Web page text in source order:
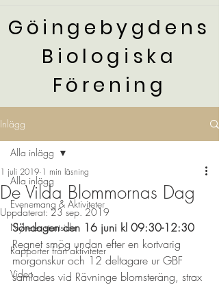
Göingebygdens
Biologiska
Förening
Inlägg
Alla inlägg
Evenemang & Aktiviteter
Nyheter startsida
Rapporter från aktiviteter
Video
Alla inlägg
De Vilda Blommornas Dag
1 juli 2019 1 min läsning
Uppdaterat:23 sep. 2019
Söndagen den 16 juni kl 09:30-12:30
Regnet smög undan efter en kortvarig
morgonskur och 12 deltagare ur GBF
samlades vid Rävninge blomsteräng, strax